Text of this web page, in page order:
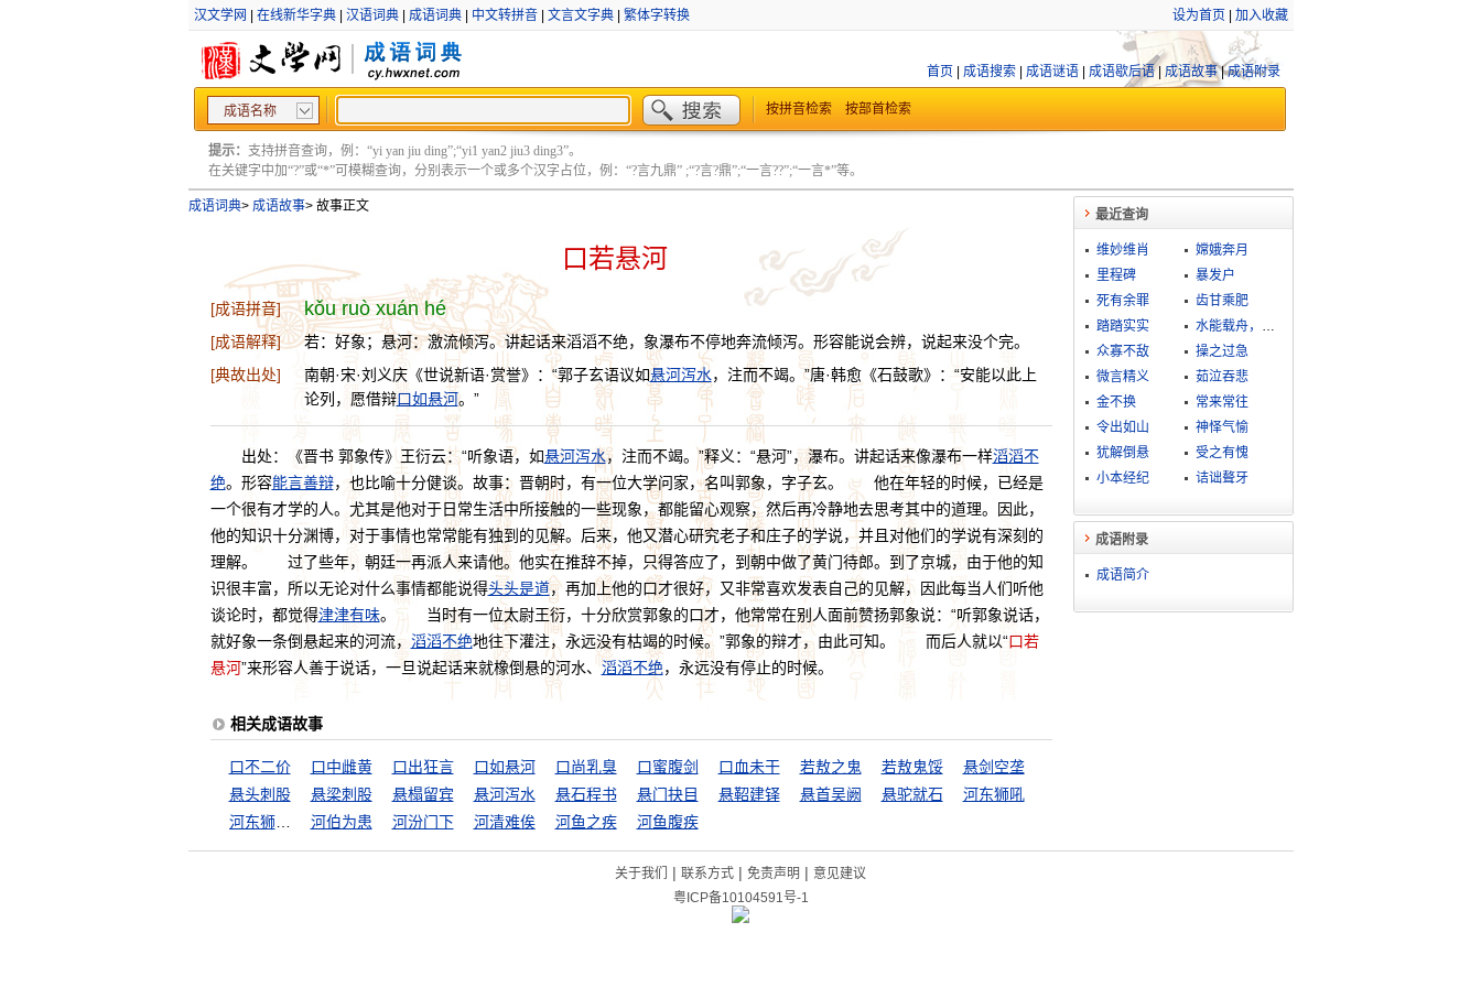
汉文学网 在线新华字典| 汉语词典| 成语词典| 中文转拼音| 文言文字典| 繁体字转换 设为首页 加入收藏
首页 成语搜索| 成语谜语| 成语歇后语| 成语故事|成语附录
成语名称 按拼音检索 按部首检索
提示： 支持拼音查询，例：“yi yan jiu ding”;“yi1 yan2 jiu3 ding3”。
在关键字中加“?”或“*”可模糊查询，分别表示一个或多个汉字占位，例：“?言九鼎” ;“?言?鼎”;“一言??”;“一言*”等。
成语词典> 成语故事>故事正文
口若悬河
[成语拼音] kǒu ruò xuán hé
[成语解释]
若：好象；悬河：激流倾泻。讲起话来滔滔不绝，象瀑布不停地奔流倾泻。形容能说会辨，说起来没个完。
[典故出处]
南朝·宋·刘义庆《世说新语·赏誉》：“郭子玄语议如悬河泻水，注而不竭。”唐·韩愈《石鼓歌》：“安能以此上
论列，愿借辩口如悬河。”
出处：《晋书 郭象传》王衍云：“听象语，如悬河泻水，注而不竭。”释义：“悬河”，瀑布。讲起话来像瀑布一样滔滔不
绝。形容能言善辩，也比喻十分健谈。故事：晋朝时，有一位大学问家，名叫郭象，字子玄。 他在年轻的时候，已经是
一个很有才学的人。尤其是他对于日常生活中所接触的一些现象，都能留心观察，然后再冷静地去思考其中的道理。因此，
他的知识十分渊博，对于事情也常常能有独到的见解。后来，他又潜心研究老子和庄子的学说，并且对他们的学说有深刻的
理解。 过了些年，朝廷一再派人来请他。他实在推辞不掉，只得答应了，到朝中做了黄门待郎。到了京城，由于他的知
识很丰富，所以无论对什么事情都能说得头头是道，再加上他的口才很好，又非常喜欢发表自己的见解，因此每当人们听他
谈论时，都觉得津津有味。 当时有一位太尉王衍，十分欣赏郭象的口才，他常常在别人面前赞扬郭象说：“听郭象说话，
就好象一条倒悬起来的河流， 滔滔不绝地往下灌注，永远没有枯竭的时候。”郭象的辩才，由此可知。 而后人就以“口若
悬河”来形容人善于说话，一旦说起话来就橡倒悬的河水、滔滔不绝，永远没有停止的时候。
相关成语故事
口不二价 口中雌黄 口出狂言 口如悬河 口尚乳臭 口蜜腹剑 口血未干 若敖之鬼 若敖鬼馁
悬剑空垄
悬头刺股
悬梁刺股 悬榻留宾 悬河泻水 悬石程书 悬门抉目 悬鞀建铎 悬首吴阙 悬驼就石
河东狮吼
河东狮子吼
河伯为患 河汾门下 河清难俟 河鱼之疾 河鱼腹疾
最近查询
维妙维肖
嫦娥奔月
里程碑
暴发户
死有余罪
齿甘乘肥
踏踏实实
水能载舟，亦能覆舟
众寡不敌
操之过急
微言精义
茹泣吞悲
金不换
常来常往
令出如山
神怿气愉
犹解倒悬
受之有愧
小本经纪
诘诎聱牙
成语附录
成语简介
关于我们 | 联系方式 | 免责声明 | 意见建议
粤ICP备10104591号-1